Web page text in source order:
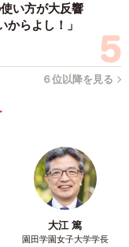
んです。実はそれ
出しているため、ど
同期の雰囲気で決
す。
使い方が大反響
からよし！」
６位以降を見る
大江 篤
園田学園女子大学学長